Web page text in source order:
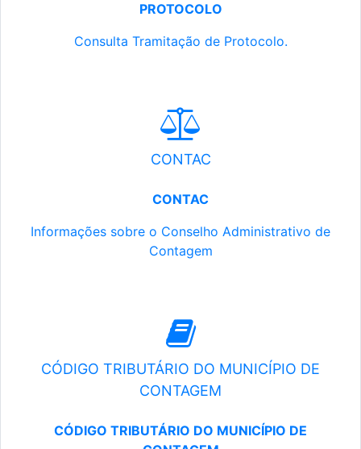
PROTOCOLO
Consulta Tramitação de Protocolo.
CONTAC
CONTAC
Informações sobre o Conselho Administrativo de
Contagem
CÓDIGO TRIBUTÁRIO DO MUNICÍPIO DE
CONTAGEM
CÓDIGO TRIBUTÁRIO DO MUNICÍPIO DE